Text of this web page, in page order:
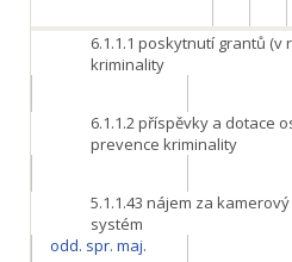
6.1.1.1 poskytnutí grantů (v
kriminality
6.1.1.2příspěvky a dotace
prevence kriminality
5.1.1.43 nájem za
systém
odd. spr. maj.